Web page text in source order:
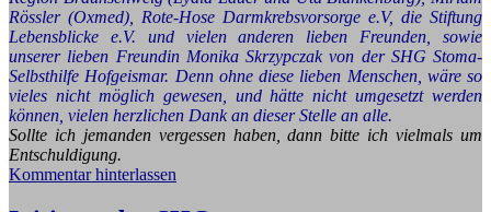
Rössler (Oxmed), Rote-Hose Darmkrebsvorsorge e.V, die Stiftung
Lebensblicke e.V. und vielen anderen lieben Freunden, sowie
unserer lieben Freundin Monika Skrzypczak von der SHG Stoma-
Selbsthilfe Hofgeismar. Denn ohne diese lieben Menschen, wäre so
vieles nicht möglich gewesen, und hätte nicht umgesetzt werden
können, vielen herzlichen Dank an dieser Stelle an alle.
Sollte ich jemanden vergessen haben, dann bitte ich vielmals um
Entschuldigung.
Kommentar hinterlassen